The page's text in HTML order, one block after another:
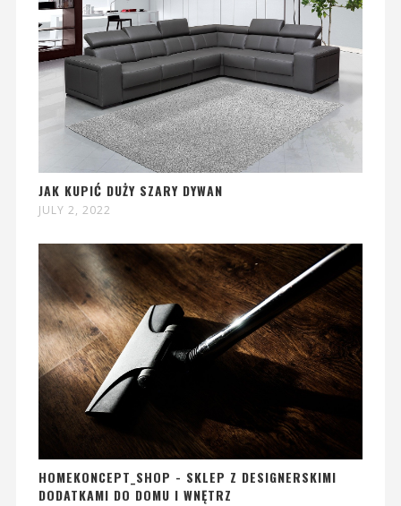
JAK KUPIĆ DUŻY SZARY DYWAN
JULY 2, 2022
HOMEKONCEPT_SHOP - SKLEP Z DESIGNERSKIMI
DODATKAMI DO DOMU I WNĘTRZ